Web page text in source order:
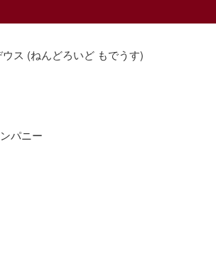
ス (ねんどろいど もでうす)
パニー